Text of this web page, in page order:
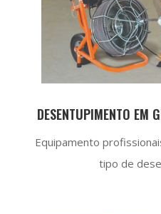
DESENTUPIMENTO EM
Equipamento
tipo de